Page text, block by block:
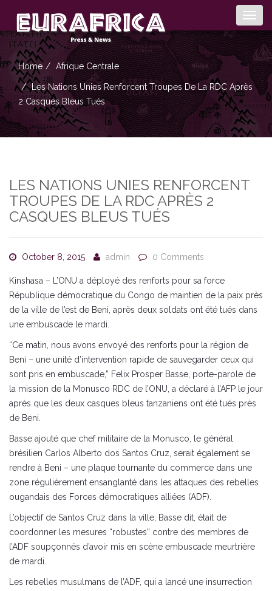
Home Afrique Centrale
Les Nations Unies Renforcent Troupes De La RDC Après
2 Casques Bleus Tués
LES NATIONS UNIES RENFORCENT
TROUPES DE LA RDC APRÈS 2
CASQUES BLEUS TUÉS
October 8, 2015 admin 0 Comments
Kinshasa – L’ONU a déployé des renforts pour sa force
République démocratique du Congo de maintien de la paix près
de la ville de l’est de Beni, après deux soldats ont été tués dans
une embuscade le mardi.
“Ce matin, nous avons envoyé des renforts pour la région de
Beni – une unité d’intervention rapide de sauvegarder ceux qui
sont pris en embuscade,” Felix Prosper Basse, porte-parole de
la mission de la Monusco RDC de l’ONU, a déclaré à l’AFP le jour
après que les deux casques bleus tanzaniens ont été tués près
de Beni.
Basse ajouté que chef militaire de la Monusco, le général
brésilien Carlos Alberto dos Santos Cruz, serait également se
rendre à Beni – une plaque tournante du commerce dans une
zone régulièrement ensanglanté dans les attaques des rebelles
ougandais des Forces démocratiques alliées (ADF).
L’objectif de Santos Cruz dans la ville, Basse dit, était de
coordonner les mesures “robustes” contre des membres de
l’ADF soupçonnés d’avoir mis en scène embuscade meurtrière
de mardi.
Les rebelles musulmans de l’ADF, qui a lancé une insurrection